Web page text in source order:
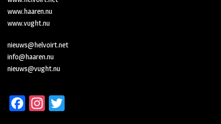
www.haaren.nu
www.vught.nu
nieuws@helvoirt.net
info@haaren.nu
nieuws@vught.nu
Fa In